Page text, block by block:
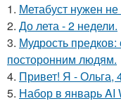
1. Метабуст нужен
2. До лета - 2 недели.
3. Мудрость
посторонним людям.
4. Привет! Я - Ольга,
5. Набор в январь AI